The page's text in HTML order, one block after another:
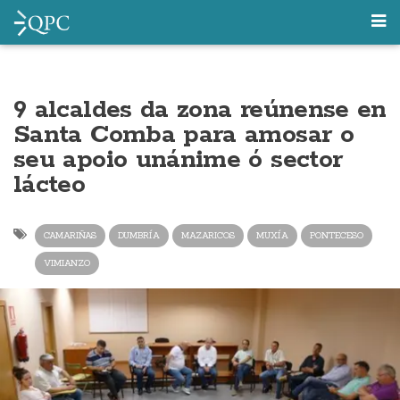
9 alcaldes da zona reúnense en
Santa Comba para amosar o
seu apoio unánime ó sector
lácteo
CAMARIÑAS DUMBRÍA MAZARICOS MUXÍA PONTECESO
VIMIANZO